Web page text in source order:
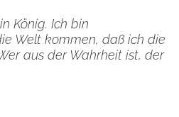
König. Ich bin
Welt kommen, daß ich die
aus der Wahrheit ist, der